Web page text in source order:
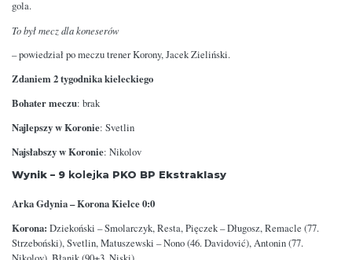
gola.
To był mecz dla koneserów
– powiedział po meczu trener Korony, Jacek Zieliński.
Zdaniem 2 tygodnika kieleckiego
Bohater meczu: brak
Najlepszy w Koronie: Svetlin
Najsłabszy w Koronie: Nikolov
Wynik – 9 kolejka PKO BP Ekstraklasy
Arka Gdynia – Korona Kielce 0:0
Korona: Dziekoński – Smolarczyk, Resta, Pięczek – Długosz, Remacle (77.
Strzeboński), Svetlin, Matuszewski – Nono (46. Davidović), Antonin (77.